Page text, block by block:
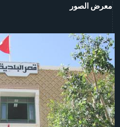
معرض الصور